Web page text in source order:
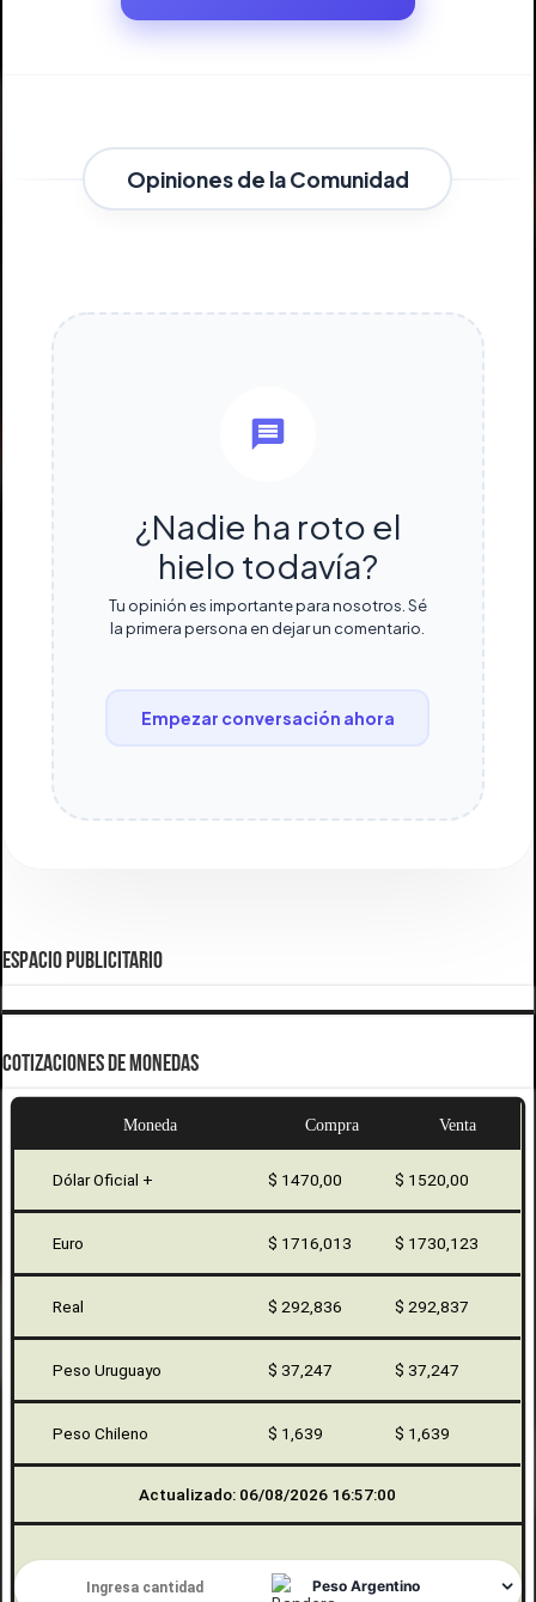
Opiniones de la Comunidad
¿Nadie ha roto el
hielo todavía?
Tu opinión es importante para nosotros. Sé
la primera persona en dejar un comentario.
Empezar conversación ahora
ESPACIO PUBLICITARIO
COTIZACIONES DE MONEDAS
Moneda Compra Venta
Dólar Oficial + $ 1470,00 $ 1520,00
Euro $ 1716,013 $ 1730,123
Real $ 292,836 $ 292,837
Peso Uruguayo $ 37,247 $ 37,247
Peso Chileno $ 1,639 $ 1,639
Actualizado: 06/08/2026 16:57:00